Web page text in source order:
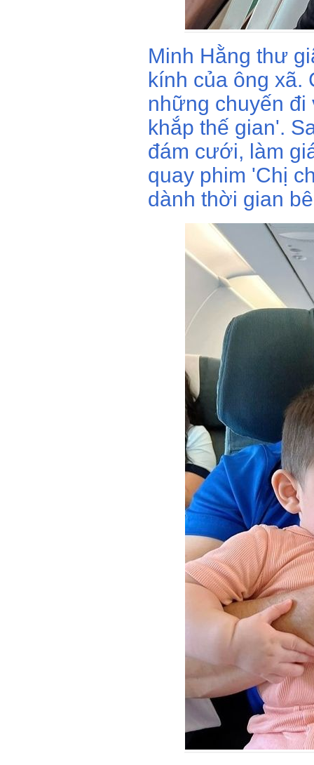
Minh Hằng thư
kính của ông xã.
những chuyến
khắp thế gian'.
đám cưới, làm
quay phim 'Chị
dành thời gian